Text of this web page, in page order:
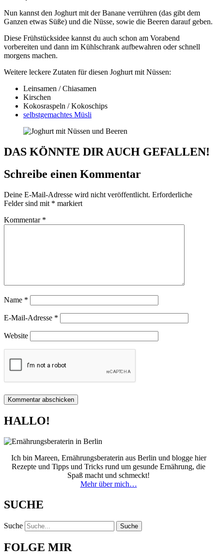
Nun kannst den Joghurt mit der Banane verrühren (das gibt dem
Ganzen etwas Süße) und die Nüsse, sowie die Beeren darauf geben.
Diese Frühstücksidee kannst du auch schon am Vorabend
vorbereiten und dann im Kühlschrank aufbewahren oder schnell
morgens machen.
Weitere leckere Zutaten für diesen Joghurt mit Nüssen:
Leinsamen / Chiasamen
Kirschen
Kokosraspeln / Kokoschips
selbstgemachtes Müsli
DAS KÖNNTE DIR AUCH GEFALLEN!
Schreibe einen Kommentar
Deine E-Mail-Adresse wird nicht veröffentlicht. Erforderliche
Felder sind mit * markiert
Kommentar *
Name *
E-Mail-Adresse *
Website
HALLO!
Ich bin Mareen, Ernährungsberaterin aus Berlin und blogge hier
Rezepte und Tipps und Tricks rund um gesunde Ernährung, die
Spaß macht und schmeckt!
Mehr über mich…
SUCHE
Suche Suche
FOLGE MIR